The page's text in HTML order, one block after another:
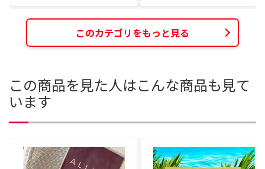
このカテゴリをもっと見る
この商品を見た人はこんな商品も見て
います